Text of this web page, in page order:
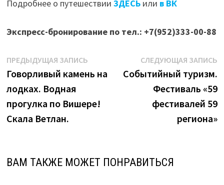
Подробнее о путешествии ЗДЕСЬили в ВК
Экспресс-бронирование по тел.: +7(952)333-00-88
Навигация
по
записям
ПРЕДЫДУЩАЯ ЗАПИСЬПредыдущая
запись:
Говорливый камень на
лодках. Водная
прогулка по Вишере!
Скала Ветлан.
СЛЕДУЮЩАЯ ЗАПИСЬ
Событийный туризм.
Фестиваль «59
фестивалей 59
региона»
ВАМ ТАКЖЕ МОЖЕТ ПОНРАВИТЬСЯ